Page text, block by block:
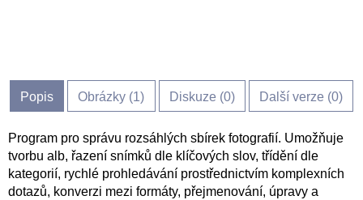
Popis Obrázky (1) Diskuze (0) Další verze (0)
Program pro správu rozsáhlých sbírek fotografií. Umožňuje
tvorbu alb, řazení snímků dle klíčových slov, třídění dle
kategorií, rychlé prohledávání prostřednictvím komplexních
dotazů, konverzi mezi formáty, přejmenování, úpravy a